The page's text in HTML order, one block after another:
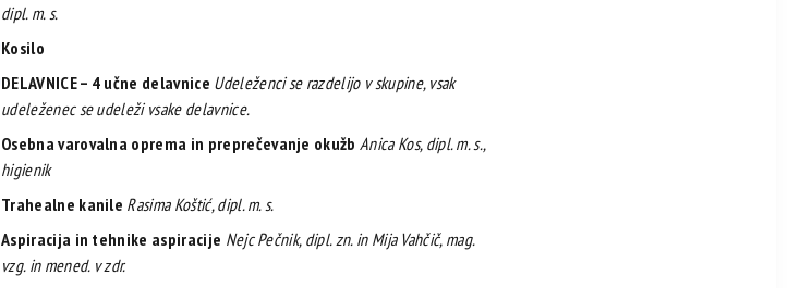
dipl. m. s.
Kosilo
DELAVNICE – 4 učne delavnice Udeleženci se razdelijo v skupine, vsak
udeleženec se udeleži vsake delavnice.
Osebna varovalna oprema in preprečevanje okužb Anica Kos, dipl. m. s.,
higienik
Trahealne kanile Rasima Koštić, dipl. m. s.
Aspiracija in tehnike aspiracije Nejc Pečnik, dipl. zn. in Mija Vahčič, mag.
vzg. in mened. v zdr.